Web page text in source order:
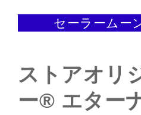
セーラームー
ストアオリ
ー® エター